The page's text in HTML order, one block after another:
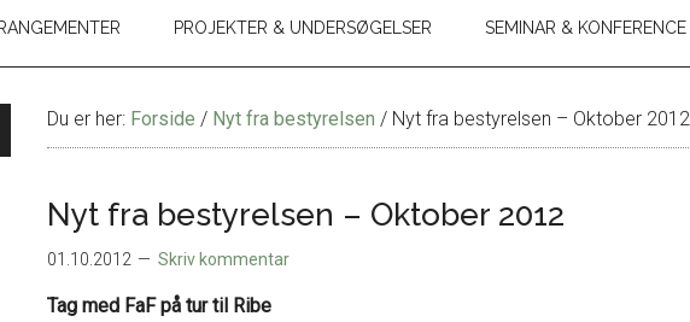
PROJEKTER & UNDERSØGELSER SEMINAR & KONFERENCE
Du er her: Forside / Nyt fra bestyrelsen / Nyt fra bestyrelsen – Oktober 2012
Nyt fra bestyrelsen – Oktober 2012
01.10.2012 Skriv kommentar
Tag med FaF på tur til Ribe